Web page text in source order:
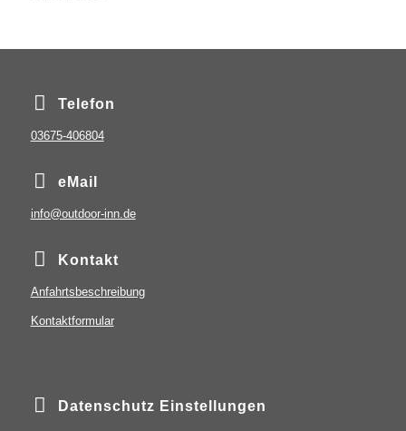
Telefon
03675-406804
eMail
info@outdoor-inn.de
Kontakt
Anfahrtsbeschreibung
Kontaktformular
Datenschutz Einstellungen